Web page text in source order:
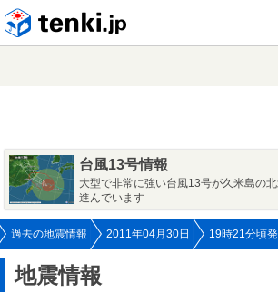
台風13号情報
大型で非常に強い台風13号が久米島の
進んでいます
過去の地震情報 2011年04月30日 19時21分頃
地震情報